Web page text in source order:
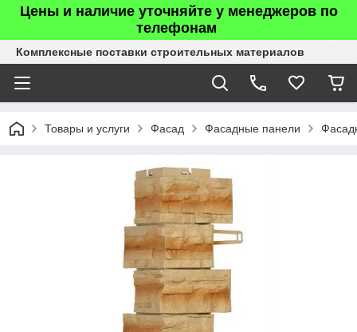
Цены и наличие уточняйте у менеджеров по
телефонам
Комплексные поставки строительных материалов
Товары и услуги Фасад Фасадные панели